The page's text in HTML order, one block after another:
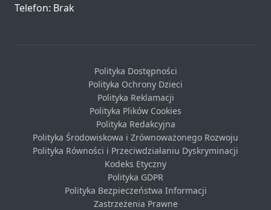
Telefon: Brak
Polityka Dostępności
Polityka Ochrony Dzieci
Polityka Reklamacji
Polityka Plików Cookies
Polityka Redakcyjna
Polityka Środowiskowa i Zrównoważonego Rozwoju
Polityka Równości i Przeciwdziałaniu Dyskryminacji
Kodeks Etyczny
Polityka GDPR
Polityka Bezpieczeństwa Informacji
Zastrzeżenia Prawne